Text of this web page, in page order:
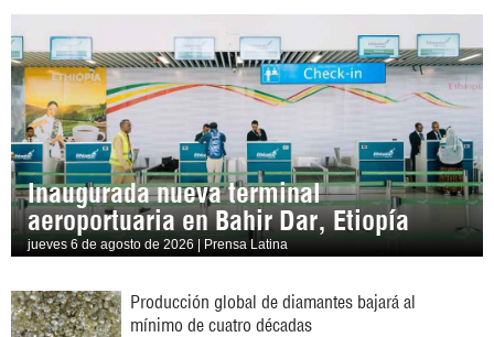
Inaugurada nueva terminal
aeroportuaria en Bahir Dar, Etiopía
jueves 6 de agosto de 2026 | Prensa Latina
Producción global de diamantes bajará al
mínimo de cuatro décadas